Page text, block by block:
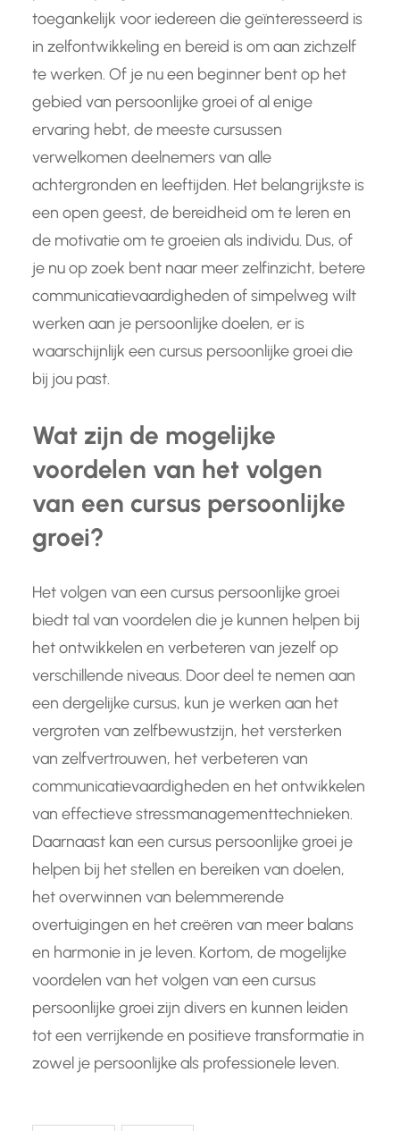
toegankelijk voor iedereen die geïnteresseerd is
in zelfontwikkeling en bereid is om aan zichzelf
te werken. Of je nu een beginner bent op het
gebied van persoonlijke groei of al enige
ervaring hebt, de meeste cursussen
verwelkomen deelnemers van alle
achtergronden en leeftijden. Het belangrijkste is
een open geest, de bereidheid om te leren en
de motivatie om te groeien als individu. Dus, of
je nu op zoek bent naar meer zelfinzicht, betere
communicatievaardigheden of simpelweg wilt
werken aan je persoonlijke doelen, er is
waarschijnlijk een cursus persoonlijke groei die
bij jou past.
Wat zijn de mogelijke
voordelen van het volgen
van een cursus persoonlijke
groei?
Het volgen van een cursus persoonlijke groei
biedt tal van voordelen die je kunnen helpen bij
het ontwikkelen en verbeteren van jezelf op
verschillende niveaus. Door deel te nemen aan
een dergelijke cursus, kun je werken aan het
vergroten van zelfbewustzijn, het versterken
van zelfvertrouwen, het verbeteren van
communicatievaardigheden en het ontwikkelen
van effectieve stressmanagementtechnieken.
Daarnaast kan een cursus persoonlijke groei je
helpen bij het stellen en bereiken van doelen,
het overwinnen van belemmerende
overtuigingen en het creëren van meer balans
en harmonie in je leven. Kortom, de mogelijke
voordelen van het volgen van een cursus
persoonlijke groei zijn divers en kunnen leiden
tot een verrijkende en positieve transformatie in
zowel je persoonlijke als professionele leven.